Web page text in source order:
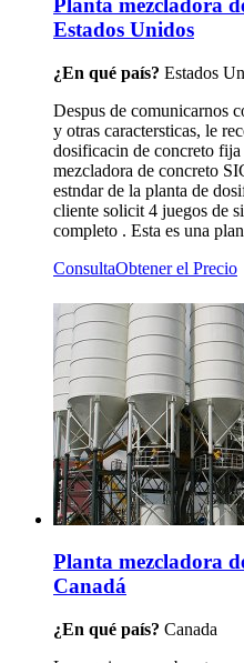
Planta mezcladora
Estados Unidos
¿En qué país? Estados
Despus de comunicarnos
y otras caractersticas, le
dosificacin de concreto
mezcladora de concreto
estndar de la planta de
cliente solicit 4 juegos de
completo . Esta es una
ConsultaObtener el Precio
Planta mezcladora
Canadá
¿En qué país? Canada